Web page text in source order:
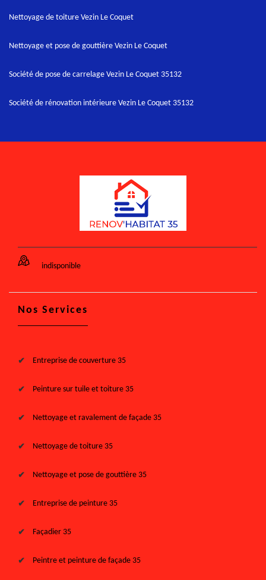
Nettoyage de toiture Vezin Le Coquet
Nettoyage et pose de gouttière Vezin Le Coquet
Société de pose de carrelage Vezin Le Coquet 35132
Société de rénovation intérieure Vezin Le Coquet 35132
indisponible
Nos Services
Entreprise de couverture 35
Peinture sur tuile et toiture 35
Nettoyage et ravalement de façade 35
Nettoyage de toiture 35
Nettoyage et pose de gouttière 35
Entreprise de peinture 35
Façadier 35
Peintre et peinture de façade 35